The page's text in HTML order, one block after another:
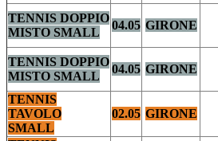
TENNIS DOPPIO
MISTO SMALL
04.05 GIRONE
TENNIS DOPPIO
MISTO SMALL
04.05 GIRONE
TENNIS
TAVOLO
SMALL
02.05 GIRONE